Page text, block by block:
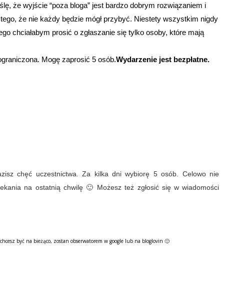
że wyjście “poza bloga” jest bardzo dobrym rozwiązaniem i
że nie każdy będzie mógł przybyć. Niestety wszystkim nigdy
chciałabym prosić o zgłaszanie się tylko osoby, które mają
Mogę zaprosić 5 osób.Wydarzenie jest bezpłatne.
chęć uczestnictwa. Za kilka dni wybiorę 5 osób. Celowo nie
na ostatnią chwilę 🙂 Możesz też zgłosić się w wiadomości
być na bieżąco, zostan obserwatorem w google lub na bloglovin 🙂